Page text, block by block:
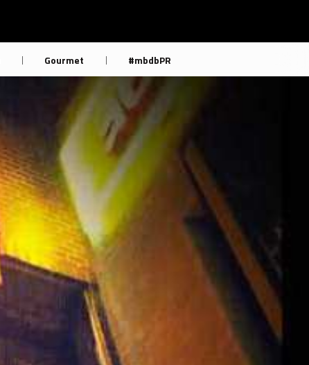
Gourmet #mbdbPR